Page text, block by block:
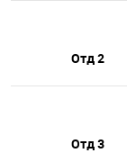
Отд 2
Отд 3